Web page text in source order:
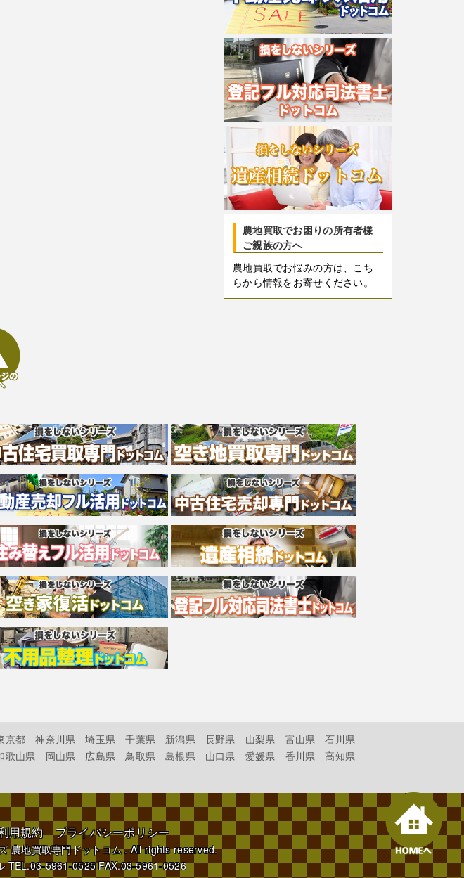
農地買取でお困りの所有者様
ご親族の方へ
農地買取でお悩みの方は、こち
らから情報をお寄せください。
京都 神奈川県 埼玉県 千葉県 新潟県 長野県 山梨県 富山県
石川県
歌山県 岡山県 広島県 鳥取県 島根県 山口県 愛媛県 香川県
高知県
用規約 プライバシーポリシー
農地買取専門ドットコム. All rights reserved.
TEL.03-5961-0525 FAX.03-5961-0526